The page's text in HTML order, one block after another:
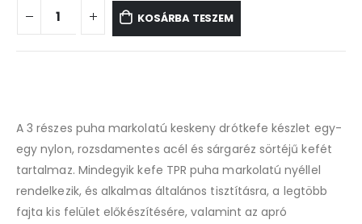
KOSÁRBA TESZEM
A 3 részes puha markolatú keskeny drótkefe készlet egy-
egy nylon, rozsdamentes acél és sárgaréz sörtéjű kefét
tartalmaz. Mindegyik kefe TPR puha markolatú nyéllel
rendelkezik, és alkalmas általános tisztításra, a legtöbb
fajta kis felület előkészítésére, valamint az apró